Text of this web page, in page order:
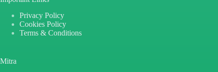
Privacy Policy
Cookies Policy
Terms & Conditions
Mitra